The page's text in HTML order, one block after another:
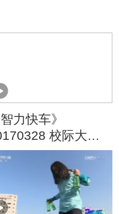
智力快车》
校际大比